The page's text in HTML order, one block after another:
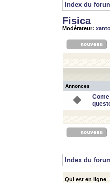
Index du
Fisica
Modérateur:
Annonces
Index du
Qui est en ligne